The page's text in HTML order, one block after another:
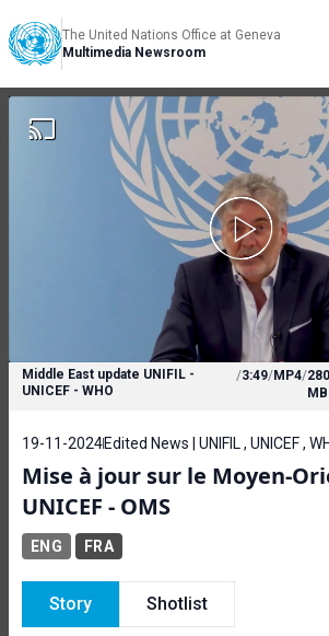
The United Nations Office at Geneva
Multimedia Newsroom
Middle East update UNIFIL -
UNICEF - WHO
/3:49/MP4/
MB
19-11-2024Edited News | UNIFIL , UNICEF ,
Mise à jour sur le Moyen-
UNICEF - OMS
ENG FRA
Story Shotlist